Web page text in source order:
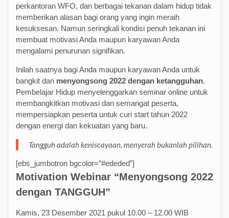
perkantoran WFO, dan berbagai tekanan dalam hidup tidak
memberikan alasan bagi orang yang ingin meraih
kesuksesan. Namun seringkali kondisi penuh tekanan ini
membuat motivasi Anda maupun karyawan Anda
mengalami penurunan signifikan.
Inilah saatnya bagi Anda maupun karyawan Anda untuk
bangkit dan menyongsong 2022 dengan ketangguhan.
Pembelajar Hidup menyelenggarkan seminar online untuk
membangkitkan motivasi dan semangat peserta,
mempersiapkan peserta untuk curi start tahun 2022
dengan energi dan kekuatan yang baru.
Tangguh adalah keniscayaan, menyerah bukanlah pilihan.
[ebs_jumbotron bgcolor=”#ededed”]
Motivation Webinar “Menyongsong 2022
dengan TANGGUH”
Kamis, 23 Desember 2021 pukul 10.00 – 12.00 WIB